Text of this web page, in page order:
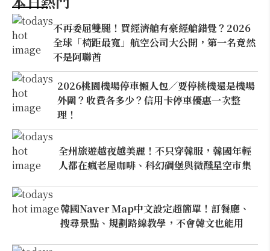
不再委屈雙腿！買經濟艙有豪經艙錯覺？2026
全球「椅距最寬」航空公司大公開，第一名竟然
不是阿聯酋
2026桃園機場停車懶人包／要停桃機還是機場
外圍？收費各多少？信用卡停車優惠一次整
理！
全州旅遊越夜越美麗！不只穿韓服，韓國年輕
人都在瘋老屋咖啡、科幻碉堡與微醺星空市集
韓國Naver Map中文設定超簡單！訂餐廳、
搜尋景點、規劃路線教學，不會韓文也能用